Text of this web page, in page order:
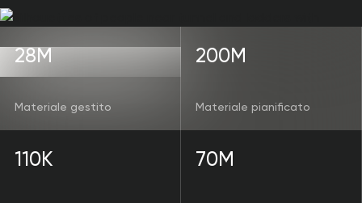
28M
Materiale gestito
200M
Materiale pianificato
110K 70M